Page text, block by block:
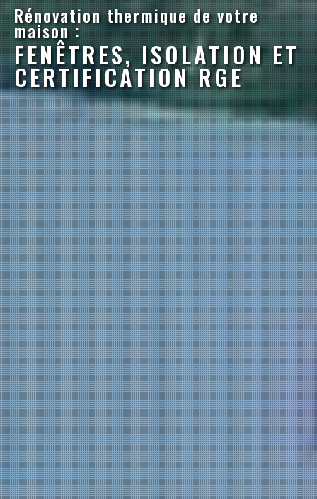
Rénovation thermique de votre
maison :
FENÊTRES, ISOLATION ET
CERTIFICATION RGE